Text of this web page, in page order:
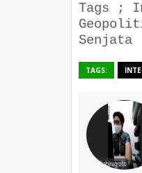
Tags ;
Senjata
TAGS: